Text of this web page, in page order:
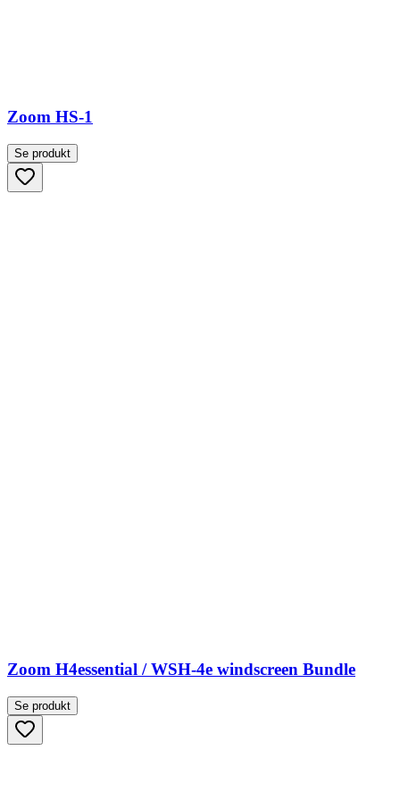
Zoom HS-1
Se produkt
Zoom H4essential / WSH-4e windscreen Bundle
Se produkt